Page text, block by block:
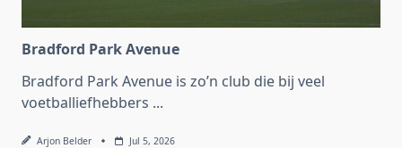
Bradford Park Avenue
Bradford Park Avenue is zo’n club die bij veel
voetballiefhebbers ...
Arjon Belder Jul 5, 2026